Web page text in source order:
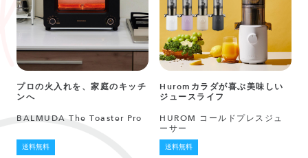
プロの火入れを、家庭のキッチ
ンへ
BALMUDA The Toaster Pro
送料無料
Huromカラダが喜ぶ美味しい
ジュースライフ
HUROM コールドプレスジュ
ーサー
送料無料